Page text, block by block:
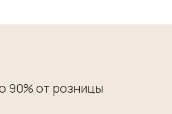
90% от розницы